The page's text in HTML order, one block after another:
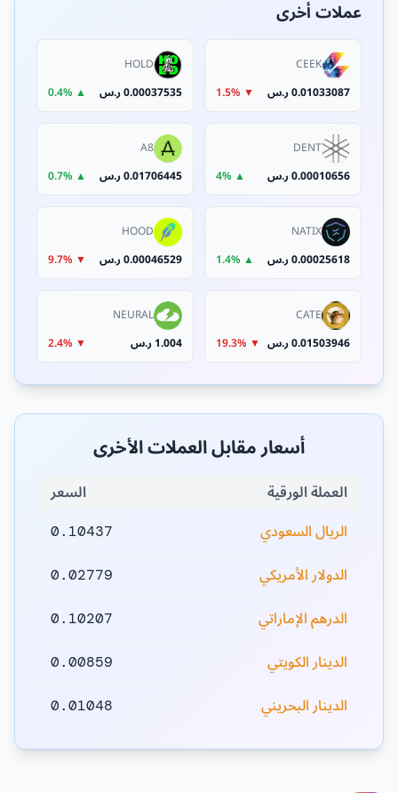
عملات أخرى
CEEK
0.01033087 ر.س
▼ 1.5%
HOLD
0.00037535 ر.س
▲ 0.4%
DENT
0.00010656 ر.س
▲ 4%
A8
0.01706445 ر.س
▲ 0.7%
NATIX
0.00025618 ر.س
▲ 1.4%
HOOD
0.00046529 ر.س
▼ 9.7%
CATE
0.01503946 ر.س
▼ 19.3%
NEURAL
1.004 ر.س
▼ 2.4%
أسعار مقابل العملات الأخرى
العملة الورقية
السعر
الريال السعودي
0.10437
الدولار الأمريكي 0.02779
الدرهم الإماراتي 0.10207
الدينار الكويتي 0.00859
الدينار البحريني 0.01048